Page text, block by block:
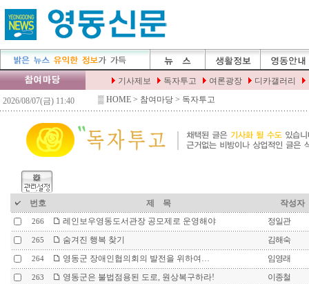
▒ HOME > 참여마당 > 독자투고
번호 제 목 작성자
266 레인보우영동도서관장 공모제로 운영해야 정일관
265 숨겨진 행복 찾기 김해숙
264 영동군 장애인협의회의 발전을 위하여… 임영래
263 영동군은 불법점용된 도로, 원상복구하라! 이종철